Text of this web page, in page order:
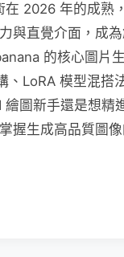
在 2026 年的成熟
與直覺介面，成
的核心圖片
、LoRA 模型混搭
繪圖新手還是想精
握生成高品質圖